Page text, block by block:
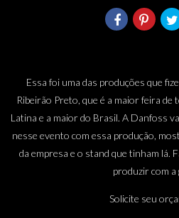
Essa foi uma das produções que
Ribeirão Preto, que é a maior feira de
Latina e a maior do Brasil. A Danfoss
nesse evento com essa produção,
da empresa e o stand que tinham lá.
produzir com a
Solicite seu